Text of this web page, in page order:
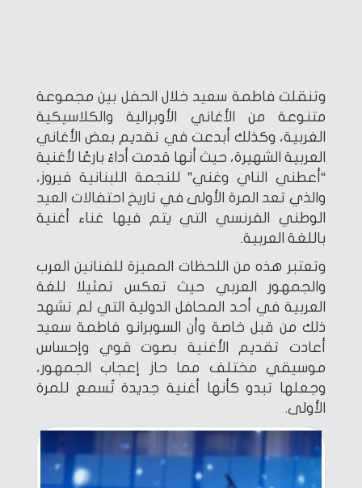
وتنقلت فاطمة سعيد خلال الحفل بين مجموعة
متنوعة من الأغاني الأوبرالية والكلاسيكية
الغربية، وكذلك أبدعت في تقديم بعض الأغاني
العربية الشهيرة، حيث أنها قدمت أداءً بارعًا لأغنية
“أعطني الناي وغني” للنجمة اللبنانية فيروز،
والذي تعد المرة الأولى في تاريخ احتفالات العيد
الوطني الفرنسي التي يتم فيها غناء أغنية
باللغة العربية.
وتعتبر هذه من اللحظات المميزة للفنانين العرب
والجمهور العربي حيث تعكس تمثيلا للغة
العربية في أحد المحافل الدولية التي لم تشهد
ذلك من قبل خاصة وأن السوبرانو فاطمة سعيد
أعادت تقديم الأغنية بصوت قوي وإحساس
موسيقي مختلف مما حاز إعجاب الجمهور،
وجعلها تبدو كأنها أغنية جديدة تُسمع للمرة
الأولى.